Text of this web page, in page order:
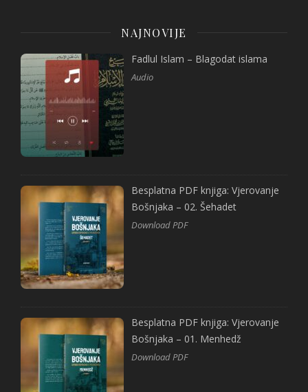
NAJNOVIJE
Fadlul Islam – Blagodat islama
Audio
Besplatna PDF knjiga: Vjerovanje
Bošnjaka – 02. Šehadet
Download PDF
Besplatna PDF knjiga: Vjerovanje
Bošnjaka – 01. Menhedž
Download PDF